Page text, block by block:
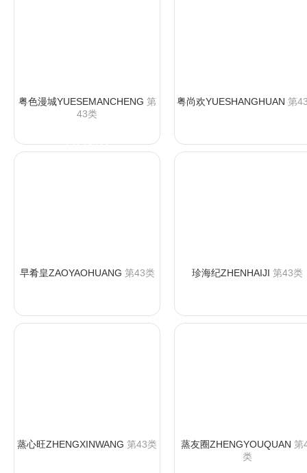
粤色漫城YUESEMANCHENG 第
43类
粤尚欢YUESHANGHUAN 第
早肴皇ZAOYAOHUANG 第43类 珍海纪ZHENHAIJI 第43类
蒸心旺ZHENGXINWANG 第43类 蒸友圈ZHENGYOUQUAN 第
类